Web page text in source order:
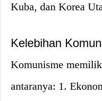
Kuba, dan Korea
Kelebihan
Komunisme
antaranya: 1.